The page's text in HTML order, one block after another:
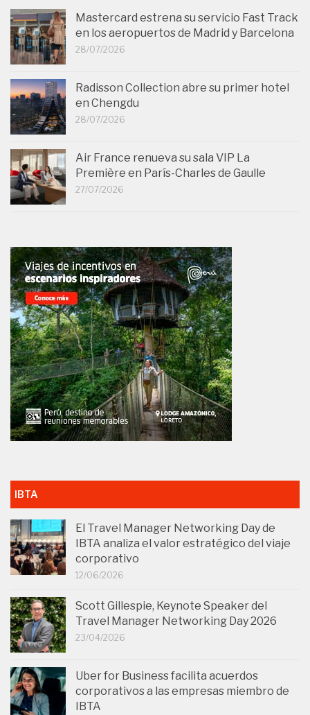
Mastercard estrena su servicio Fast Track
en los aeropuertos de Madrid y Barcelona
28/07/2026
Radisson Collection abre su primer hotel
en Chengdu
28/07/2026
Air France renueva su sala VIP La
Première en París-Charles de Gaulle
27/07/2026
IBTA
El Travel Manager Networking Day de
IBTA analiza el valor estratégico del viaje
corporativo
12/06/2026
Scott Gillespie, Keynote Speaker del
Travel Manager Networking Day 2026
23/04/2026
Uber for Business facilita acuerdos
corporativos a las empresas miembro de
IBTA